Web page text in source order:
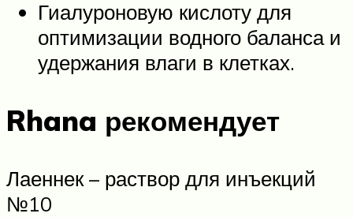
Гиалуроновую кислоту для
оптимизации водного баланса и
удержания влаги в клетках.
Rhana рекомендует
Лаеннек – раствор для инъекций
№10